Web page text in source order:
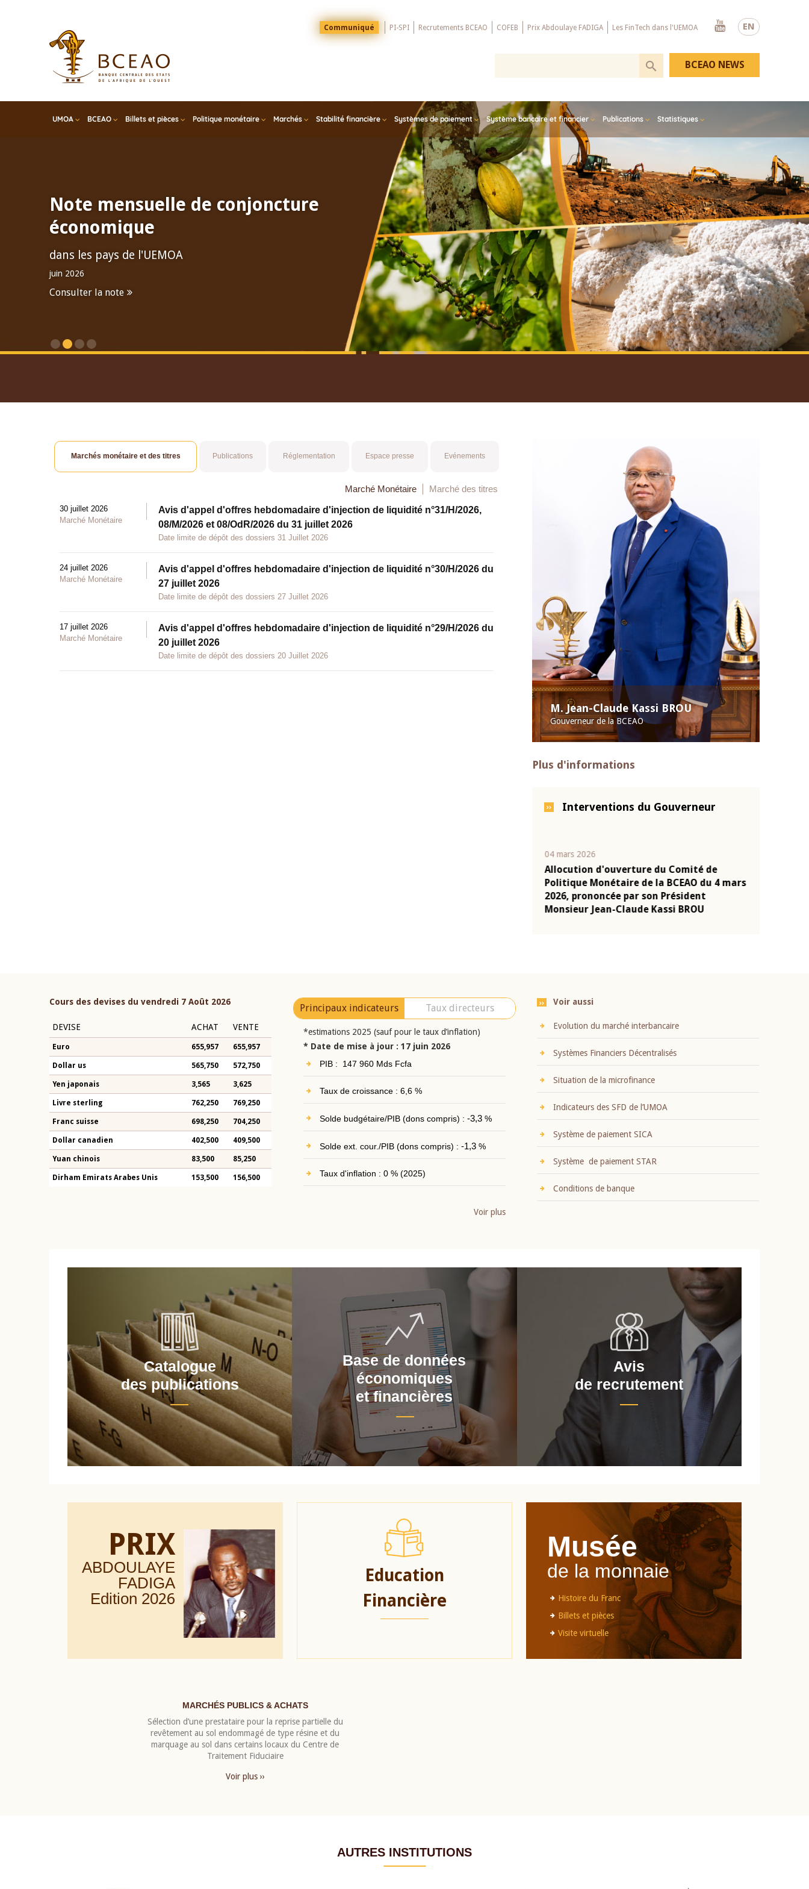
EN
Menu
Top
Communiqué PI-SPI Recrutements BCEAO COFEB Prix Abdoulaye FADIGA Les FinTech dans l'UEMOA
Youtube
UMOA BCEAO Billets et pièces Politique monétaire Marchés Stabilité financière Systèmes de paiement Système bancaire et financier Publications Statistiques
BCEAO NEWS
Note mensuelle de conjoncture
économique
dans les pays de l'UEMOA
juin 2026
Consulter la note
M. Jean-Claude Kassi BROU
Gouverneur de la BCEAO
Plus d'informations
Interventions du Gouverneur
04 mars 2026
Allocution d'ouverture du Comité de
Politique Monétaire de la BCEAO du 4 mars
2026, prononcée par son Président
Monsieur Jean-Claude Kassi BROU
Marchés monétaire et des titres Publications Réglementation Espace presse Evénements
Marché Monétaire Marché des titres
30 juillet 2026
Marché Monétaire
Avis d'appel d'offres hebdomadaire d'injection de liquidité n°31/H/2026,
08/M/2026 et 08/OdR/2026 du 31 juillet 2026
Date limite de dépôt des dossiers 31 Juillet 2026
24 juillet 2026
Marché Monétaire
Avis d'appel d'offres hebdomadaire d'injection de liquidité n°30/H/2026 du
27 juillet 2026
Date limite de dépôt des dossiers 27 Juillet 2026
17 juillet 2026
Marché Monétaire
Avis d'appel d'offres hebdomadaire d'injection de liquidité n°29/H/2026 du
20 juillet 2026
Date limite de dépôt des dossiers 20 Juillet 2026
Cours des devises du vendredi 7 Août 2026
DEVISE ACHAT VENTE
Euro 655,957 655,957
Dollar us 565,750 572,750
Yen japonais 3,565 3,625
Livre sterling 762,250 769,250
Franc suisse 698,250 704,250
Dollar canadien 402,500 409,500
Yuan chinois 83,500 85,250
Dirham Emirats Arabes Unis 153,500 156,500
Principaux indicateurs Taux directeurs
*estimations 2025 (sauf pour le taux d’inflation)
* Date de mise à jour : 17 juin 2026
PIB : 147 960 Mds Fcfa
Taux de croissance : 6,6 %
Solde budgétaire/PIB (dons compris) : -3,3%
Solde ext. cour./PIB (dons compris) : -1,3%
Taux d'inflation : 0 % (2025)
Voir plus
Voir aussi
Evolution du marché interbancaire
Systèmes Financiers Décentralisés
Situation de la microfinance
Indicateurs des SFD de l’UMOA
Système de paiement SICA
Système de paiement STAR
Conditions de banque
Catalogue
des publications
Base de données
économiques
et financières
Avis
de recrutement
PRIX
ABDOULAYE
FADIGA
Edition 2026
Education
Financière
Musée
de la monnaie
Histoire du Franc
Billets et pièces
Visite virtuelle
MARCHÉS PUBLICS & ACHATS
Sélection d’une prestataire pour la reprise partielle du
revêtement au sol endommagé de type résine et du
marquage au sol dans certains locaux du Centre de
Traitement Fiduciaire
Voir plus ››
AUTRES INSTITUTIONS